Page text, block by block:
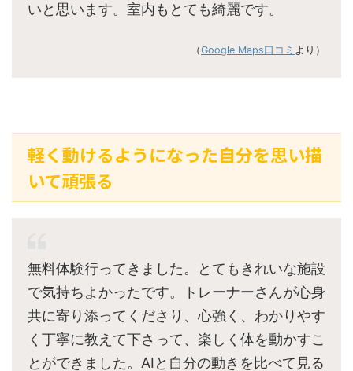
いと思います。室内もとても綺麗です。
（Google Maps口コミ より）
軽く動けるようになった自分を思い描
いて頑張る
無料体験行ってきました。とてもきれいな施設
で気持ちよかったです。トレーナーさんが心身
共に寄り添ってくださり、心強く、わかりやす
く丁寧に教えて下さって、楽しく体を動かすこ
とができました。AIと自分の動きを比べて見る